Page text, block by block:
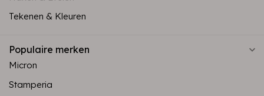
Tekenen & Kleuren
Populaire merken
Micron
Stamperia